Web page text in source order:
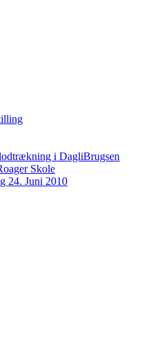
i DagliBrugsen
Skole
24. Juni 2010